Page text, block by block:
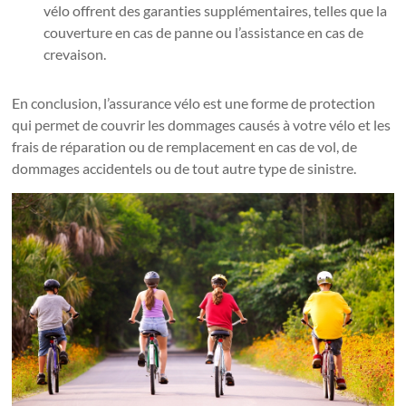
vélo offrent des garanties supplémentaires, telles que la
couverture en cas de panne ou l’assistance en cas de
crevaison.
En conclusion, l’assurance vélo est une forme de protection
qui permet de couvrir les dommages causés à votre vélo et les
frais de réparation ou de remplacement en cas de vol, de
dommages accidentels ou de tout autre type de sinistre.